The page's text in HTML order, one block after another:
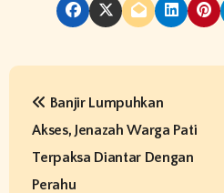
P
Banjir Lumpuhkan
Akses, Jenazah Warga Pati
Terpaksa Diantar Dengan
Perahu